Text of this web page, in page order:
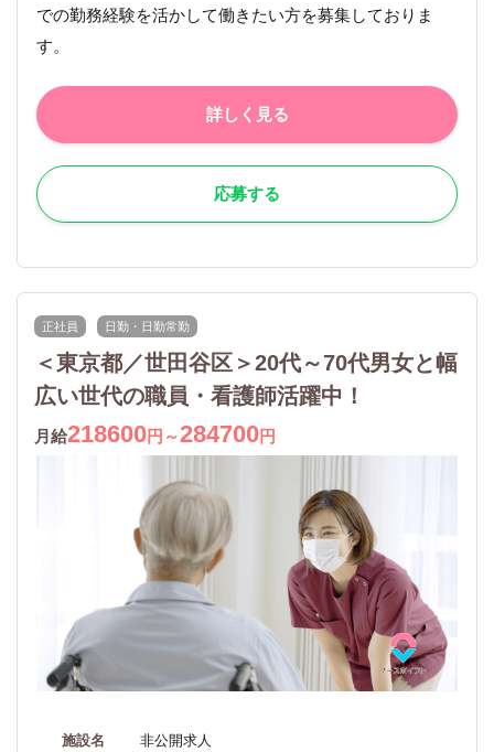
での勤務経験を活かして働きたい方を募集しておりま
す。
詳しく見る
応募する
正社員 日勤・日勤常勤
＜東京都／世田谷区＞20代～70代男女と幅
広い世代の職員・看護師活躍中！
月給218600円～284700円
施設名 非公開求人